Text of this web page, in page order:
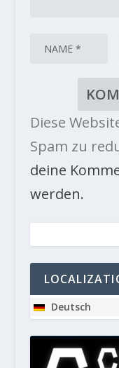
Diese
Spam zu
deine
werden.
Deutsch